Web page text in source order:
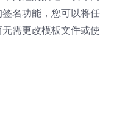
名功能，您可以将任
需更改模板文件或使